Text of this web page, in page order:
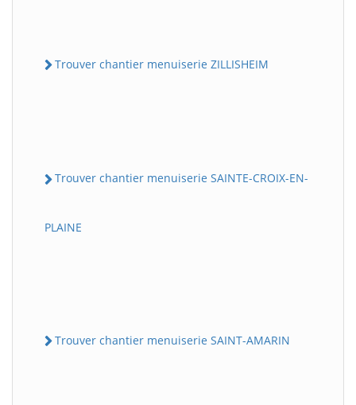
Trouver chantier menuiserie ZILLISHEIM
Trouver chantier menuiserie SAINTE-CROIX-EN-
PLAINE
Trouver chantier menuiserie SAINT-AMARIN